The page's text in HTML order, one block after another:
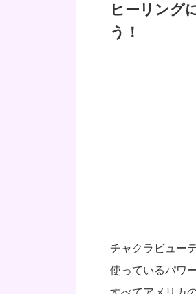
ヒーリング
う！
チャクラビュー
使っているパワ